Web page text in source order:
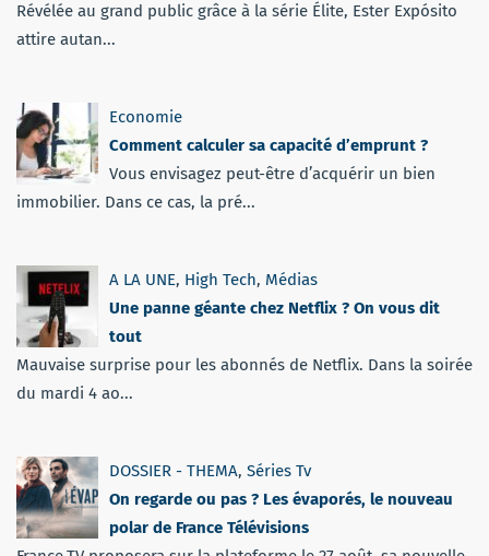
Révélée au grand public grâce à la série Élite, Ester Expósito
attire autan...
Economie
Comment calculer sa capacité d’emprunt ?
Vous envisagez peut-être d’acquérir un bien
immobilier. Dans ce cas, la pré...
A LA UNE, High Tech, Médias
Une panne géante chez Netflix ? On vous dit
tout
Mauvaise surprise pour les abonnés de Netflix. Dans la soirée
du mardi 4 ao...
DOSSIER - THEMA, Séries Tv
On regarde ou pas ? Les évaporés, le nouveau
polar de France Télévisions